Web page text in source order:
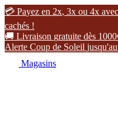
 Payez en 2x, 3x ou 4x avec
cachés !
 Livraison gratuite dès 1000
Alerte Coup de Soleil jusqu'au
Magasins